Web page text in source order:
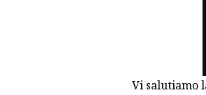
Vi salutiamo